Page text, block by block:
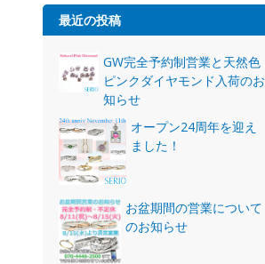
最近の投稿
GW完全予約制営業と天然色
ピンクダイヤモンド入荷のお
知らせ
オープン24周年を迎え
ました！
お盆期間の営業について
のお知らせ